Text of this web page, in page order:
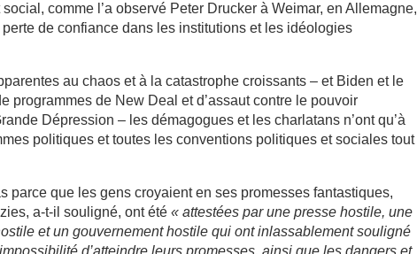
comme l’a observé Peter Drucker à Weimar, en Allemagne,
de confiance dans les institutions et les idéologies
au chaos et à la catastrophe croissants – et Biden et le
programmes de New Deal et d’assaut contre le pouvoir
Dépression – les démagogues et les charlatans n’ont qu’à
politiques et toutes les conventions politiques et sociales tout
parce que les gens croyaient en ses promesses fantastiques,
a-t-il souligné, ont été« attestées par une presse hostile, une
et un gouvernement hostile qui ont inlassablement souligné